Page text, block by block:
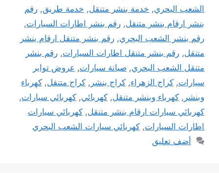
الشعب البحري, خدمة بنشر متنقل, خدمة طريق, رقم
بنشر ارقام بنشر متنقل, رقم بنشر اطارات السيارات,
رقم بنشر الشعب البحري, رقم بنشر متنقل ارقام بنشر
متنقل, رقم بنشر متنقل اطارات السيارات, رقم بنشر
متنقل الشعب البحري, صيانة سيارات, عروض تواير
سيارات, كراج الزهراء, كراج بنشر , كراج متنقل, كهرباء
وبنشر , كهرباء وبنشر متنقل, كهربائي, كهربائي سيارات,
كهربائي سيارات ارقام بنشر متنقل, كهربائي سيارات
اطارات السيارات, كهربائي سيارات الشعب البحري
أضف تعليق